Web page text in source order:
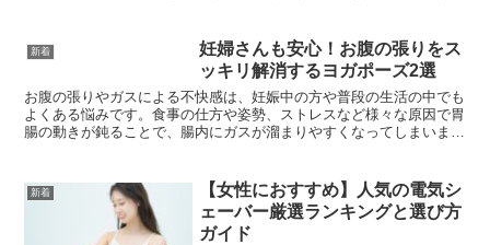
新着
妊婦さんも安心！お腹の張りをス
ッキリ解消するヨガポーズ2選
お腹の張りやガスによる不快感は、妊娠中の方や普段の生活の中でも
よくある悩みです。食事の仕方や姿勢、ストレスなど様々な原因で胃
腸の動きが鈍ることで、腸内にガスが溜まりやすくなってしまいま
新着
【女性におすすめ】人気の電気シ
ェーバー厳選ランキングと選び方
ガイド